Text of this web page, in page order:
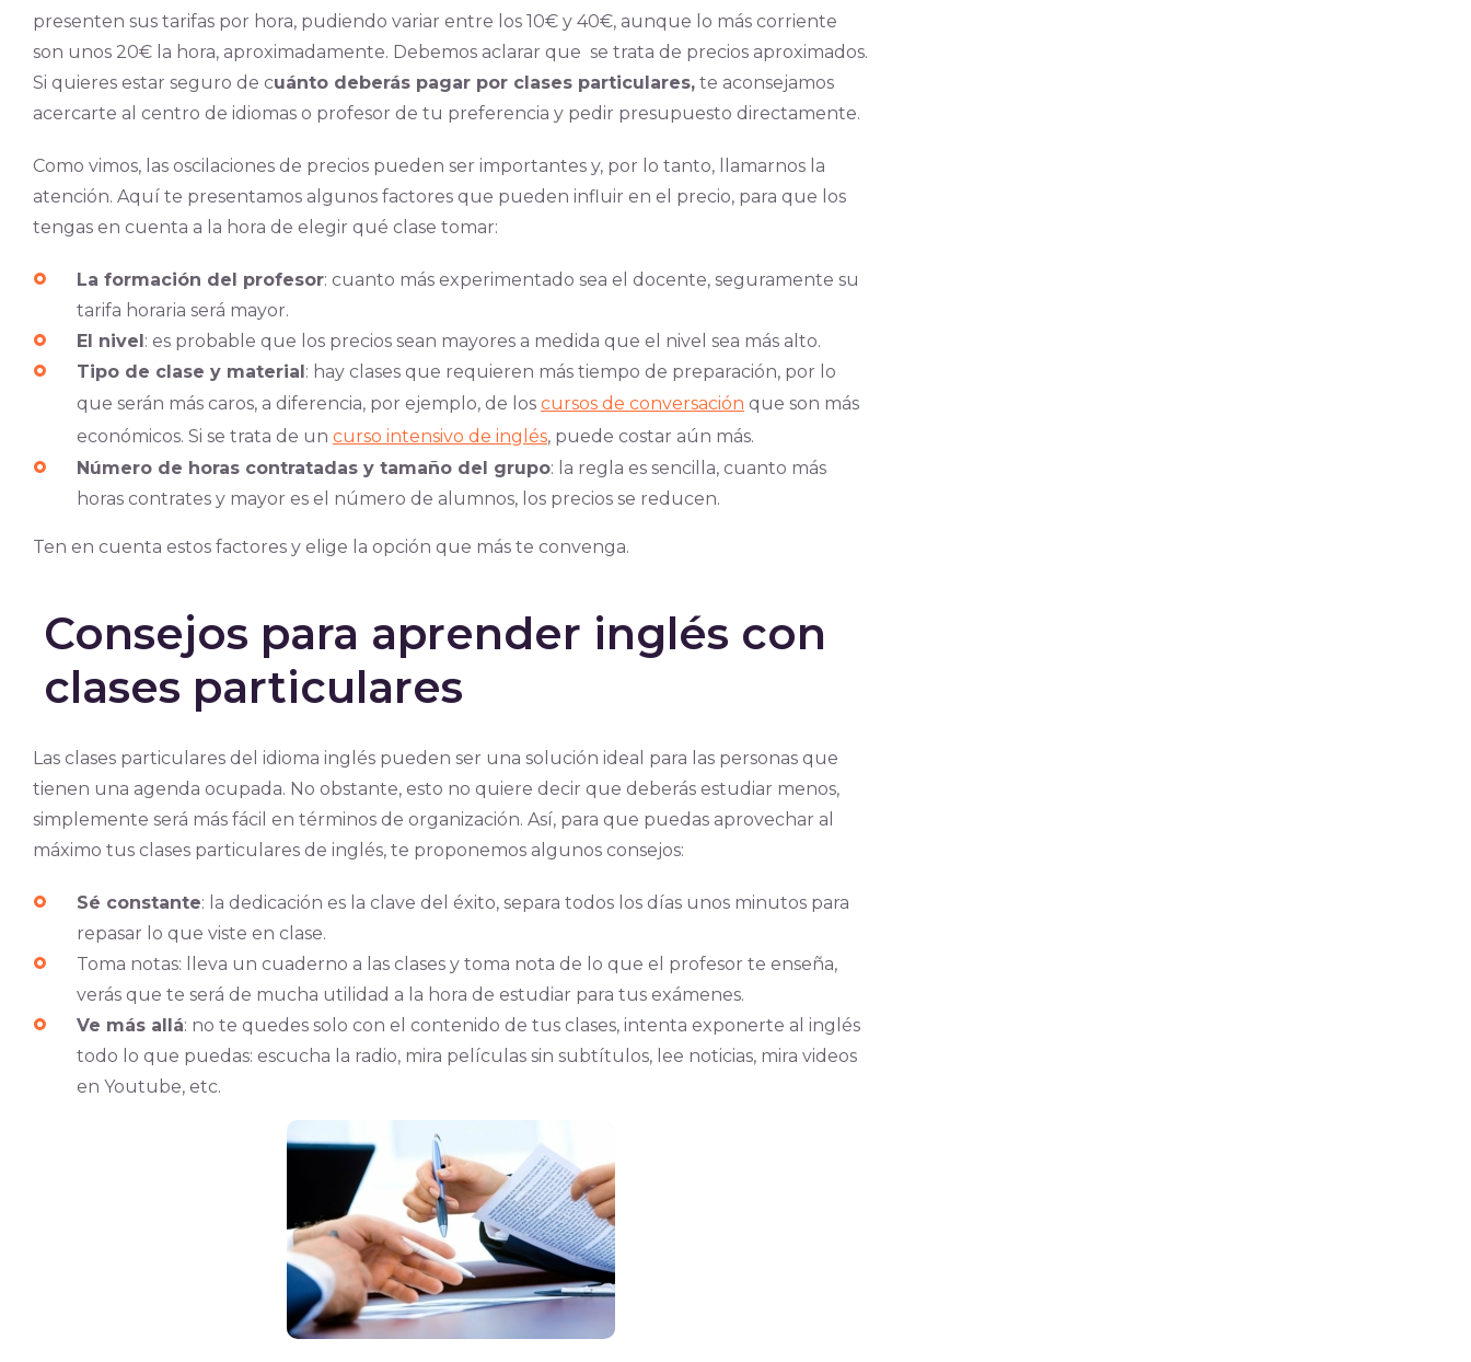
presenten sus tarifas por hora, pudiendo variar entre los 10€ y 40€, aunque lo más corriente
son unos 20€ la hora, aproximadamente. Debemos aclarar que se trata de precios aproximados.
Si quieres estar seguro de cuánto deberás pagar por clases particulares,te aconsejamos
acercarte al centro de idiomas o profesor de tu preferencia y pedir presupuesto directamente.
Como vimos, las oscilaciones de precios pueden ser importantes y, por lo tanto, llamarnos la
atención. Aquí te presentamos algunos factores que pueden influir en el precio, para que los
tengas en cuenta a la hora de elegir qué clase tomar:
La formación del profesor: cuanto más experimentado sea el docente, seguramente su
tarifa horaria será mayor.
El nivel: es probable que los precios sean mayores a medida que el nivel sea más alto.
Tipo de clase y material: hay clases que requieren más tiempo de preparación, por lo
que serán más caros, a diferencia, por ejemplo, de los cursos de conversación que son más
económicos. Si se trata de un curso intensivo de inglés, puede costar aún más.
Número de horas contratadas y tamaño del grupo: la regla es sencilla, cuanto más
horas contrates y mayor es el número de alumnos, los precios se reducen.
Ten en cuenta estos factores y elige la opción que más te convenga.
Consejos para aprender inglés con
clases particulares
Las clases particulares del idioma inglés pueden ser una solución ideal para las personas que
tienen una agenda ocupada. No obstante, esto no quiere decir que deberás estudiar menos,
simplemente será más fácil en términos de organización. Así, para que puedas aprovechar al
máximo tus clases particulares de inglés, te proponemos algunos consejos:
Sé constante: la dedicación es la clave del éxito, separa todos los días unos minutos para
repasar lo que viste en clase.
Toma notas: lleva un cuaderno a las clases y toma nota de lo que el profesor te enseña,
verás que te será de mucha utilidad a la hora de estudiar para tus exámenes.
Ve más allá: no te quedes solo con el contenido de tus clases, intenta exponerte al inglés
todo lo que puedas: escucha la radio, mira películas sin subtítulos, lee noticias, mira videos
en Youtube, etc.